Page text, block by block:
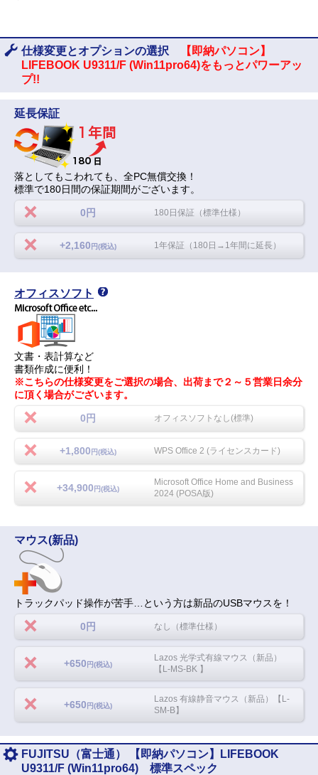
仕様変更とオプションの選択
【即納パソコン】
LIFEBOOK U9311/F (Win11pro64)をもっとパワーアッ
プ!!
延長保証
落としてもこわれても、全PC無償交換！
標準で180日間の保証期間がございます。
0円 180日保証（標準仕様）
+2,160 円(税込) 1年保証（180日→1年間に延長）
オフィスソフト
文書・表計算など
書類作成に便利！
※こちらの仕様変更をご選択の場合、出荷まで２～５営業日余分
に頂く場合がございます。
0円 オフィスソフトなし(標準)
+1,800 円(税込) WPS Office 2 (ライセンスカード)
+34,900 円(税込)
Microsoft Office Home and Business
2024 (POSA版)
マウス(新品)
トラックパッド操作が苦手…という方は新品のUSBマウスを！
0円 なし（標準仕様）
+650 円(税込)
Lazos 光学式有線マウス（新品）
【L-MS-BK 】
+650 円(税込)
Lazos 有線静音マウス（新品）【L-
SM-B】
FUJITSU（富士通） 【即納パソコン】LIFEBOOK
U9311/F (Win11pro64) 標準スペック